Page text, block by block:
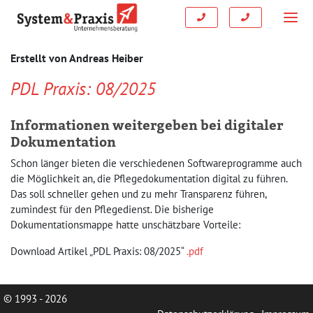
Erstellt von Andreas Heiber
PDL Praxis: 08/2025
Informationen weitergeben bei digitaler
Dokumentation
Schon länger bieten die verschiedenen Softwareprogramme auch
die Möglichkeit an, die Pflegedokumentation digital zu führen.
Das soll schneller gehen und zu mehr Transparenz führen,
zumindest für den Pflegedienst. Die bisherige
Dokumentationsmappe hatte unschätzbare Vorteile:
Download Artikel „PDL Praxis: 08/2025“ .pdf
© 1993 - 2026